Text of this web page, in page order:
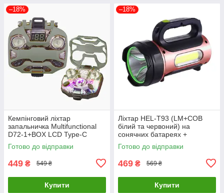
–18%
Кемпінговий ліхтар
запальничка Multifunctional
D72-1+BOX LCD Type-C
(3+3+1 режими)
Готово до відправки
449 ₴ 549 ₴
Купити
–18%
Ліхтар HEL-T93 (LM+COB
білий та червоний) на
сонячних батареях +
Powerbank + microUSB (3+4
режими)
Готово до відправки
469 ₴ 569 ₴
Купити